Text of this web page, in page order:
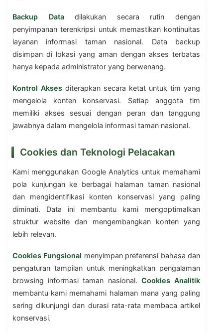
Backup Datadilakukan secara rutin dengan
penyimpanan terenkripsi untuk memastikan kontinuitas
layanan informasi taman nasional. Data backup
disimpan di lokasi yang aman dengan akses terbatas
hanya kepada administrator yang berwenang.
Kontrol Akses diterapkan secara ketat untuk tim yang
mengelola konten konservasi. Setiap anggota tim
memiliki akses sesuai dengan peran dan tanggung
jawabnya dalam mengelola informasi taman nasional.
Cookies dan Teknologi Pelacakan
Kami menggunakan Google Analytics untuk memahami
pola kunjungan ke berbagai halaman taman nasional
dan mengidentifikasi konten konservasi yang paling
diminati. Data ini membantu kami mengoptimalkan
struktur website dan mengembangkan konten yang
lebih relevan.
Cookies Fungsional menyimpan preferensi bahasa dan
pengaturan tampilan untuk meningkatkan pengalaman
browsing informasi taman nasional. Cookies Analitik
membantu kami memahami halaman mana yang paling
sering dikunjungi dan durasi rata-rata membaca artikel
konservasi.